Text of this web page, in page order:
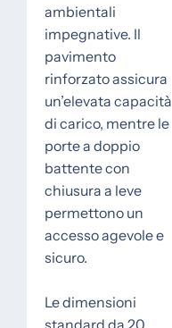
ambientali
impegnative. Il
pavimento
rinforzato assicura
un’elevata capacità
di carico, mentre le
porte a doppio
battente con
chiusura a leve
permettono un
accesso agevole e
sicuro.
Le dimensioni